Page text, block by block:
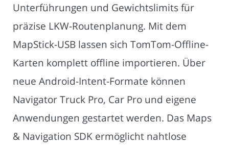
Unterführungen und Gewichtslimits für
präzise LKW-Routenplanung. Mit dem
MapStick-USB lassen sich TomTom-Offline-
Karten komplett offline importieren. Über
neue Android-Intent-Formate können
Navigator Truck Pro, Car Pro und eigene
Anwendungen gestartet werden. Das Maps
& Navigation SDK ermöglicht nahtlose